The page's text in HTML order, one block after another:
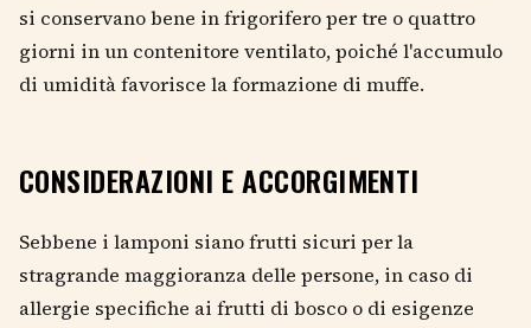
si conservano bene in frigorifero per tre o quattro
giorni in un contenitore ventilato, poiché l'accumulo
di umidità favorisce la formazione di muffe.
CONSIDERAZIONI E ACCORGIMENTI
Sebbene i lamponi siano frutti sicuri per la
stragrande maggioranza delle persone, in caso di
allergie specifiche ai frutti di bosco o di esigenze